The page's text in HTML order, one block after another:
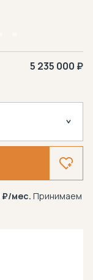
5 235 000 ₽
/мес. Принимаем